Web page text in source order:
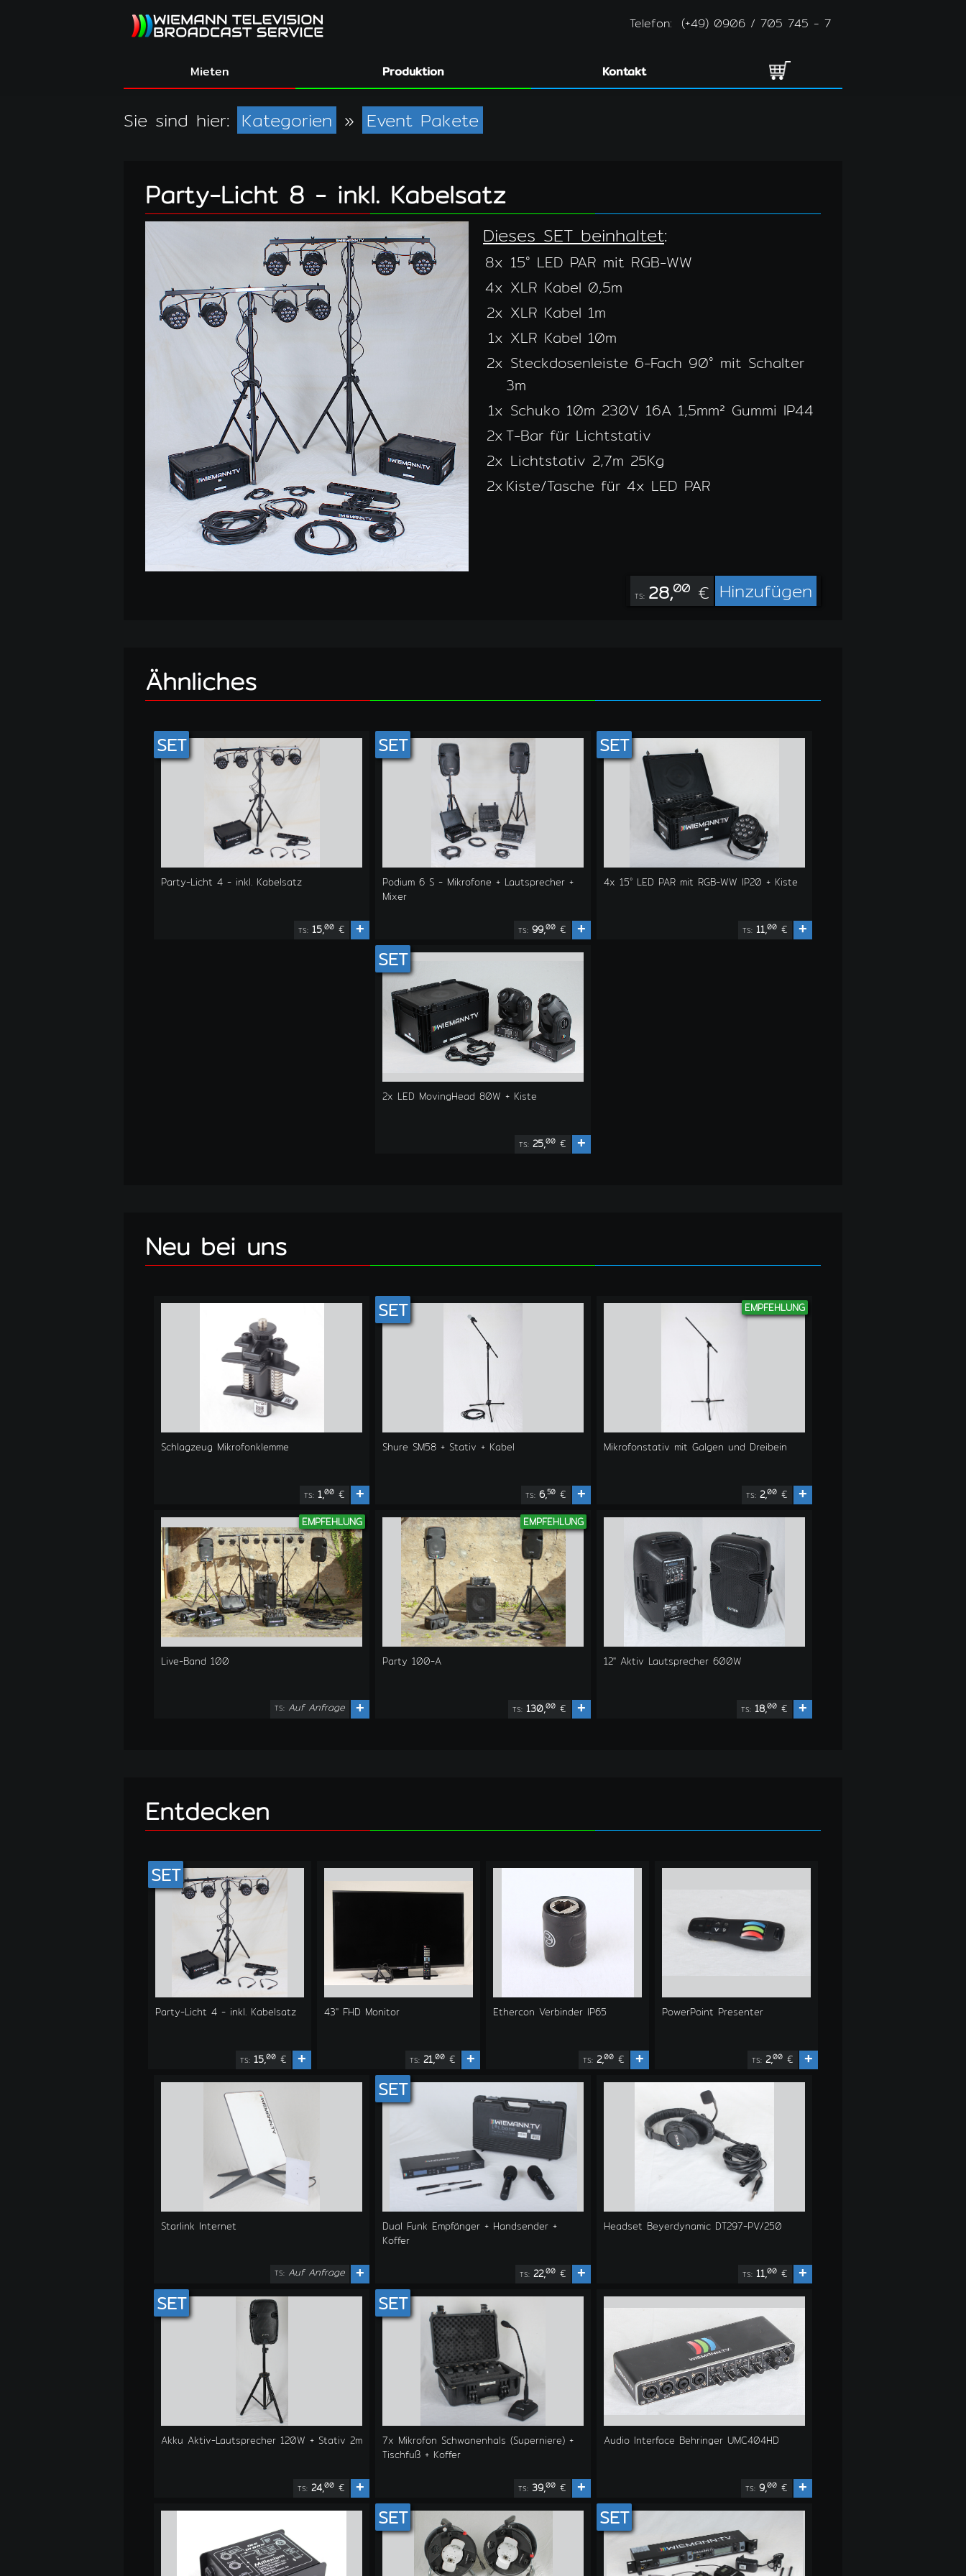
Telefon: (+49) 0906 / 705 745 - 7
Mieten Produktion Kontakt
Sie sind hier: Kategorien » Event Pakete
Party-Licht 8 - inkl. Kabelsatz
Dieses SET beinhaltet:
8x 15° LED PAR mit RGB-WW
4x XLR Kabel 0,5m
2x XLR Kabel 1m
1x XLR Kabel 10m
2x Steckdosenleiste 6-Fach 90° mit Schalter
3m
1x Schuko 10m 230V 16A 1,5mm² Gummi IP44
2xT-Bar für Lichtstativ
2x Lichtstativ 2,7m 25Kg
2xKiste/Tasche für 4x LED PAR
TS: 28,00 € Hinzufügen
Ähnliches
SET
Party-Licht 4 - inkl. Kabelsatz
TS: 15,00 € +
SET
Podium 6 S - Mikrofone + Lautsprecher +
Mixer
TS: 99,00 € +
SET
4x 15° LED PAR mit RGB-WW IP20 + Kiste
TS: 11,00 € +
SET
2x LED MovingHead 80W + Kiste
TS: 25,00 € +
Neu bei uns
Schlagzeug Mikrofonklemme
TS: 1,00 € +
SET
Shure SM58 + Stativ + Kabel
TS: 6,50 € +
EMPFEHLUNG
Mikrofonstativ mit Galgen und Dreibein
TS: 2,00 € +
EMPFEHLUNG
Live-Band 100
TS: Auf Anfrage +
EMPFEHLUNG
Party 100-A
TS: 130,00 € +
12" Aktiv Lautsprecher 600W
TS: 18,00 € +
Entdecken
SET
Party-Licht 4 - inkl. Kabelsatz
TS: 15,00 € +
43" FHD Monitor
TS: 21,00 € +
Ethercon Verbinder IP65
TS: 2,00 € +
PowerPoint Presenter
TS: 2,00 € +
Starlink Internet
TS: Auf Anfrage +
SET
Dual Funk Empfänger + Handsender +
Koffer
TS: 22,00 € +
Headset Beyerdynamic DT297-PV/250
TS: 11,00 € +
SET
Akku Aktiv-Lautsprecher 120W + Stativ 2m
TS: 24,00 € +
SET
7x Mikrofon Schwanenhals (Superniere) +
Tischfuß + Koffer
TS: 39,00 € +
Audio Interface Behringer UMC404HD
TS: 9,00 € +
SET SET